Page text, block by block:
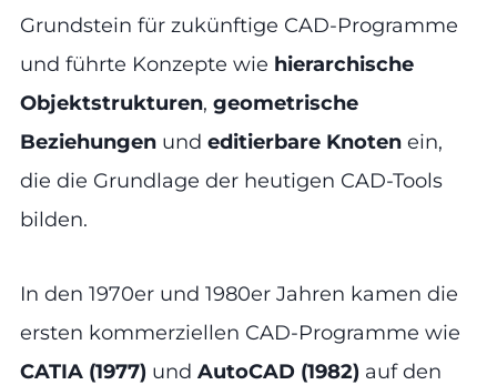
Grundstein für zukünftige CAD-Programme
und führte Konzepte wie hierarchische
Objektstrukturen, geometrische
Beziehungen und editierbare Knoten ein,
die die Grundlage der heutigen CAD-Tools
bilden.
In den 1970er und 1980er Jahren kamen die
ersten kommerziellen CAD-Programme wie
CATIA (1977) und AutoCAD (1982) auf den